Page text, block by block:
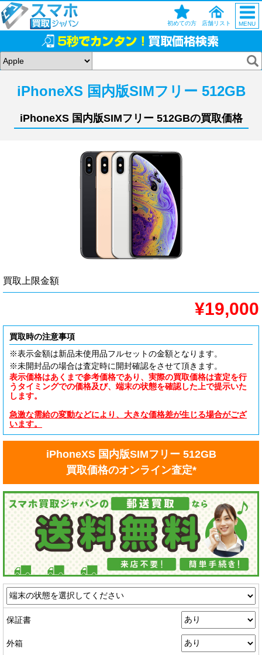
初めての方 店舗リスト MENU
iPhoneXS 国内版SIMフリー 512GB
iPhoneXS 国内版SIMフリー 512GBの買取価格
買取上限金額
¥19,000
買取時の注意事項
※表示金額は新品未使用品フルセットの金額となります。
※未開封品の場合は査定時に開封確認をさせて頂きます。
表示価格はあくまで参考価格であり、実際の買取価格は査定を行
うタイミングでの価格及び、端末の状態を確認した上で提示いた
します。
急激な需給の変動などにより、大きな価格差が生じる場合がござ
います。
iPhoneXS 国内版SIMフリー 512GB
買取価格のオンライン査定*
保証書
外箱